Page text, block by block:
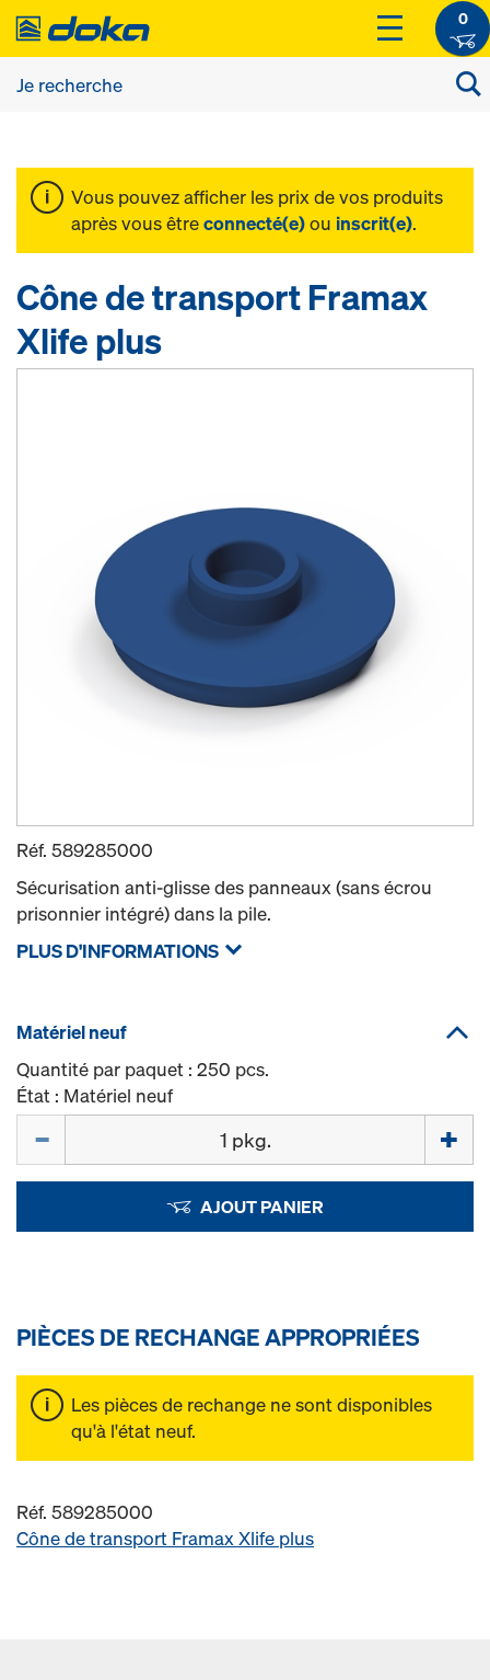
0
Vous pouvez afficher les prix de vos produits
après vous êtreconnecté(e)ou inscrit(e).
Cône de transport Framax
Xlife plus
Réf. 589285000
Sécurisation anti-glisse des panneaux (sans écrou
prisonnier intégré) dans la pile.
PLUS D'INFORMATIONS
Matériel neuf
Quantité par paquet : 250 pcs.
État : Matériel neuf
AJOUT PANIER
PIÈCES DE RECHANGE APPROPRIÉES
Les pièces de rechange ne sont disponibles
qu'à l'état neuf.
Réf. 589285000
Cône de transport Framax Xlife plus